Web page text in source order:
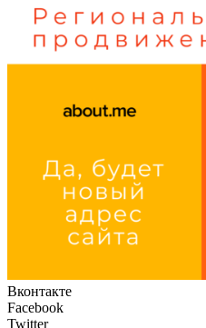
Вконтакте
Facebook
Twitter